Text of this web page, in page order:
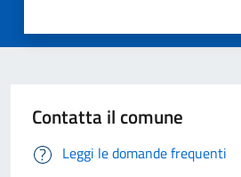
Contatta il comune
Leggi le domande frequenti